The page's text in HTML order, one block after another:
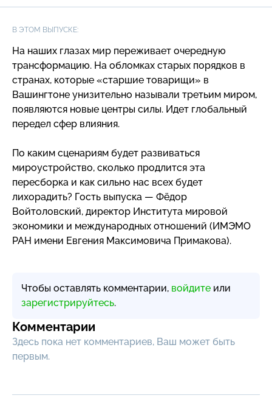
В ЭТОМ ВЫПУСКЕ:
На наших глазах мир переживает очередную
трансформацию. На обломках старых порядков в
странах, которые «старшие товарищи» в
Вашингтоне унизительно называли третьим миром,
появляются новые центры силы. Идет глобальный
передел сфер влияния.
По каким сценариям будет развиваться
мироустройство, сколько продлится эта
пересборка и как сильно нас всех будет
лихорадить? Гость выпуска — Фёдор
Войтоловский, директор Института мировой
экономики и международных отношений (ИМЭМО
РАН имени Евгения Максимовича Примакова).
Чтобы оставлять комментарии, войдите или
зарегистрируйтесь.
Комментарии
Здесь пока нет комментариев, Ваш может быть
первым.